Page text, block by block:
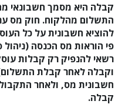
קבלה היא מסמך חשבונאי
התשלום מהלקוח. חוק מס
להוציא חשבונית על כל
פי הוראות מס הכנסה
רשאי להנפיק רק קבלות
וקבלה לאחר קבלת
חשבונית מס, ולאחר
קבלה.